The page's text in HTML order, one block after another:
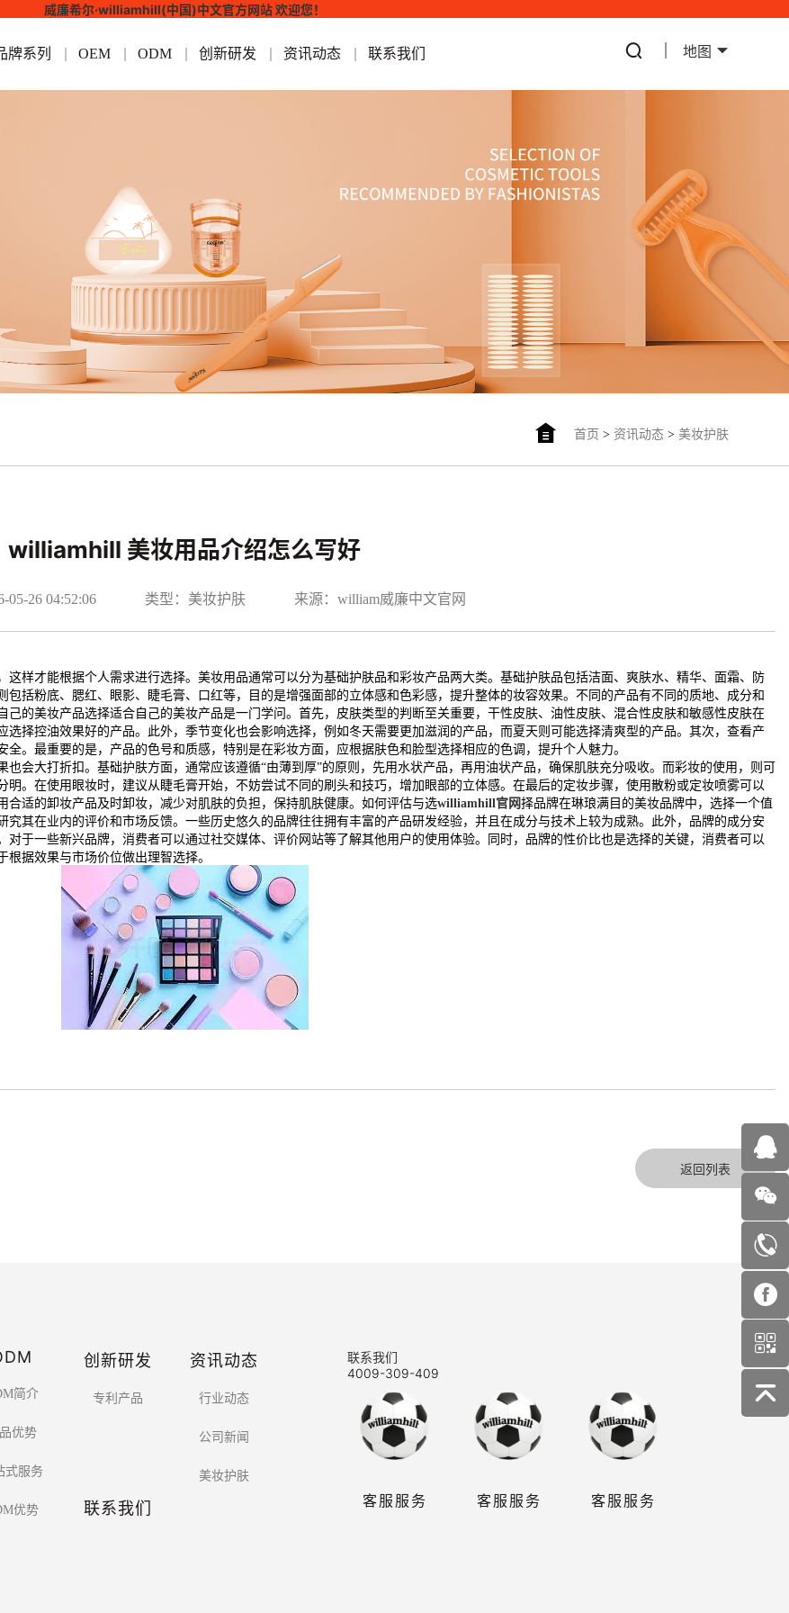
威廉希尔·williamhill(中国)中文官方网站 欢迎您！
牌系列 OEM ODM 创新研发 资讯动态 联系我们 地图
首页 > 资讯动态> 美妆护肤
williamhill 美妆用品介绍怎么写好
05-26 04:52:06 类型：美妆护肤 来源：william威廉中文官网
样才能根据个人需求进行选择。美妆用品通常可以分为基础护肤品和彩妆产品两大类。基础护肤品包括洁面、爽肤水、精华、面霜、防
括粉底、腮红、眼影、睫毛膏、口红等，目的是增强面部的立体感和色彩感，提升整体的妆容效果。不同的产品有不同的质地、成分和
的美妆产品选择适合自己的美妆产品是一门学问。首先，皮肤类型的判断至关重要，干性皮肤、油性皮肤、混合性皮肤和敏感性皮肤在
择控油效果好的产品。此外，季节变化也会影响选择，例如冬天需要更加滋润的产品，而夏天则可能选择清爽型的产品。其次，查看产
。最重要的是，产品的色号和质感，特别是在彩妆方面，应根据肤色和脸型选择相应的色调，提升个人魅力。
会大打折扣。基础护肤方面，通常应该遵循“由薄到厚”的原则，先用水状产品，再用油状产品，确保肌肤充分吸收。而彩妆的使用，则可
。在使用眼妆时，建议从睫毛膏开始，不妨尝试不同的刷头和技巧，增加眼部的立体感。在最后的定妆步骤，使用散粉或定妆喷雾可以
适的卸妆产品及时卸妆，减少对肌肤的负担，保持肌肤健康。如何评估与选williamhill官网择品牌在琳琅满目的美妆品牌中，选择一个值
其在业内的评价和市场反馈。一些历史悠久的品牌往往拥有丰富的产品研发经验，并且在成分与技术上较为成熟。此外，品牌的成分安
于一些新兴品牌，消费者可以通过社交媒体、评价网站等了解其他用户的使用体验。同时，品牌的性价比也是选择的关键，消费者可以
据效果与市场价位做出理智选择。
返回列表
简介
优势
式服务
优势
创新研发
专利产品
资讯动态
行业动态
公司新闻
美妆护肤
联系我们
联系我们
4009-309-409
客服服务 客服服务 客服服务